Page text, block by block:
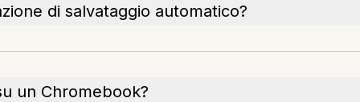
di salvataggio automatico?
un Chromebook?